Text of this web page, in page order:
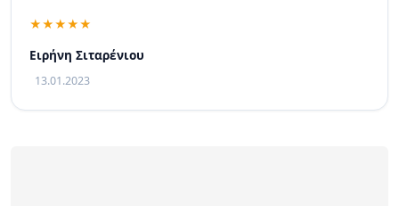
Ειρήνη Σιταρένιου
13.01.2023